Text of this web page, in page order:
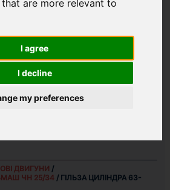
are more relevant to
I agree
I decline
my preferences
63-130002-2
ПЕРВОМАЙСЬКДИЗЕЛЬМАШ
ДВИГУНИ /
ЧН 25/34/ ГІЛЬЗА ЦИЛІНДРА 63-